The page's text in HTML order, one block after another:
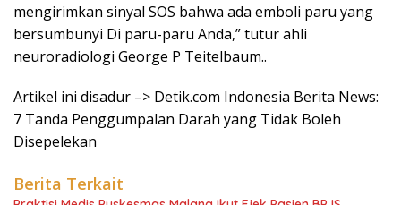
mengirimkan sinyal SOS bahwa ada emboli paru yang
bersumbunyi Di paru-paru Anda,” tutur ahli
neuroradiologi George P Teitelbaum..
Artikel ini disadur –> Detik.com Indonesia Berita News:
7 Tanda Penggumpalan Darah yang Tidak Boleh
Disepelekan
Berita Terkait